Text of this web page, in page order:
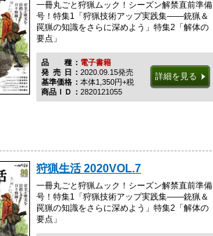
一冊丸ごと狩猟ムック！シーズン解禁直前準備
号！特集1「狩猟技術アップ実践集――銃猟＆
罠猟の知識をさらに深めよう」特集2「解体の
要点」
品種電子書籍
発売日 2020.09.15発売
基準価格
本体1,350円+税
商品ＩＤ
2820121055
詳細を見る
狩猟生活 2020VOL.7
一冊丸ごと狩猟ムック！シーズン解禁直前準備
号！特集1「狩猟技術アップ実践集――銃猟＆
罠猟の知識をさらに深めよう」特集2「解体の
要点」